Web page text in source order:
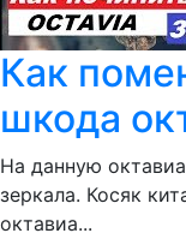
Как
шкода
На данную
зеркала. Косяк
октавиа...